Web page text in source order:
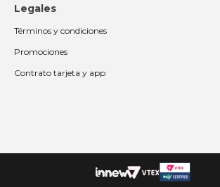
Legales
Términos y condiciones
Promociones
Contrato tarjeta y app